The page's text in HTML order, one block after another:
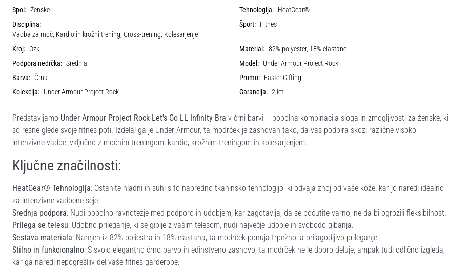
Spol: Ženske Tehnologija: HeatGear®
Disciplina:
Vadba za moč, Kardio in krožni trening, Cross-trening, Kolesarjenje
Šport: Fitnes
Kroj: Ozki Material: 82% polyester, 18% elastane
Podpora nedrčka: Srednja Model: Under Armour Project Rock
Barva: Črna Promo: Easter Gifting
Kolekcija: Under Armour Project Rock Garancija: 2 leti
Predstavljamo Under Armour Project Rock Let's Go LL Infinity Bra v črni barvi – popolna kombinacija sloga in zmogljivosti za ženske, ki
so resne glede svoje fitnes poti. Izdelal ga je Under Armour, ta modrček je zasnovan tako, da vas podpira skozi različne visoko
intenzivne vadbe, vključno z močnim treningom, kardio, krožnim treningom in kolesarjenjem.
Ključne značilnosti:
HeatGear® Tehnologija: Ostanite hladni in suhi s to napredno tkaninsko tehnologijo, ki odvaja znoj od vaše kože, kar jo naredi idealno
za intenzivne vadbene seje.
Srednja podpora: Nudi popolno ravnotežje med podporo in udobjem, kar zagotavlja, da se počutite varno, ne da bi ogrozili fleksibilnost.
Prilega se telesu: Udobno prileganje, ki se giblje z vašim telesom, nudi največje udobje in svobodo gibanja.
Sestava materiala: Narejen iz 82% poliestra in 18% elastana, ta modrček ponuja trpežno, a prilagodljivo prileganje.
Stilno in funkcionalno: S svojo elegantno črno barvo in edinstveno zasnovo, ta modrček ne le dobro deluje, ampak tudi odlično izgleda,
kar ga naredi nepogrešljiv del vaše fitnes garderobe.